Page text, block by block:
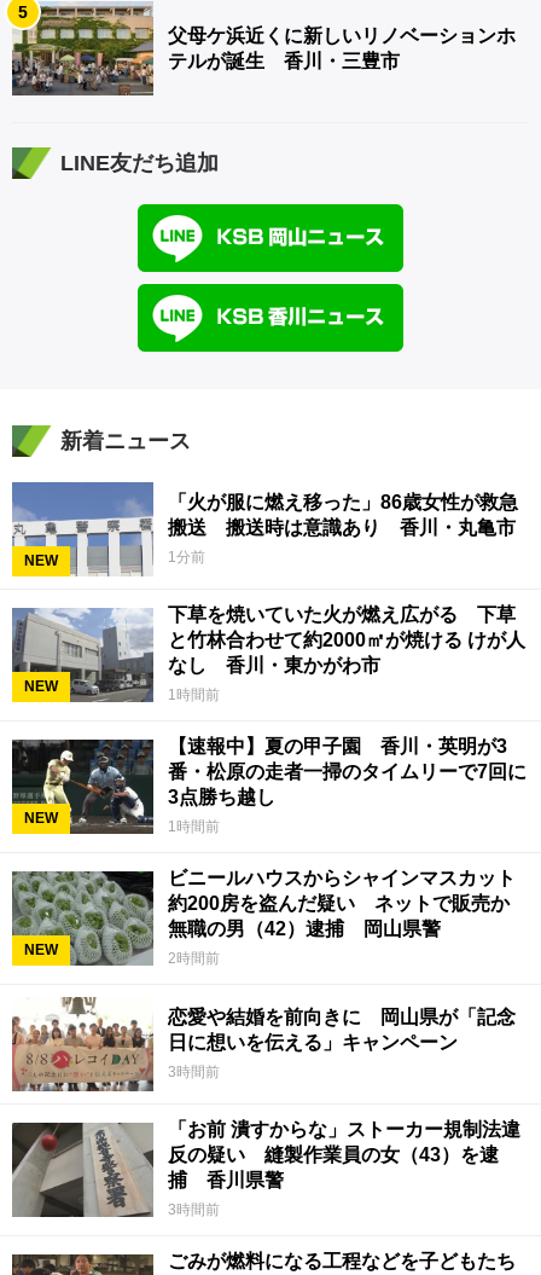
5
父母ケ浜近くに新しいリノベーションホ
テルが誕生 香川・三豊市
LINE友だち追加
新着ニュース
NEW
「火が服に燃え移った」86歳女性が救急
搬送 搬送時は意識あり 香川・丸亀市
1分前
NEW
下草を焼いていた火が燃え広がる 下草
と竹林合わせて約2000㎡が焼ける けが人
なし 香川・東かがわ市
1時間前
NEW
【速報中】夏の甲子園 香川・英明が3
番・松原の走者一掃のタイムリーで7回に
3点勝ち越し
1時間前
NEW
ビニールハウスからシャインマスカット
約200房を盗んだ疑い ネットで販売か
無職の男（42）逮捕 岡山県警
2時間前
恋愛や結婚を前向きに 岡山県が「記念
日に想いを伝える」キャンペーン
3時間前
「お前 潰すからな」ストーカー規制法違
反の疑い 縫製作業員の女（43）を逮
捕 香川県警
3時間前
ごみが燃料になる工程などを子どもたち